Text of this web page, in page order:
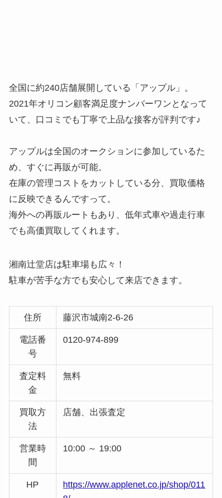
全国に約240店舗展開している「アップル」。
2021年オリコン顧客満足度ナンバーワンとなって
いて、口コミでも丁寧で上品な接客が評判です♪
アップルは全国のオークションに参加しているた
め、すぐに再販が可能。
在庫の管理コストをカットしている分、買取価格
に反映できるんですって。
海外への再販ルートもあり、低年式車や過走行車
でも高価買取してくれます。
湘南辻堂店は駐車場も広々！
駐車が苦手な方でも安心して来店できます。
住所 藤沢市城南2-6-26
電話番
号
0120-974-899
査定料
金
無料
買取方
法
店舗、出張査定
営業時
間
10:00 ～ 19:00
HP
https://www.applenet.co.jp/shop/011